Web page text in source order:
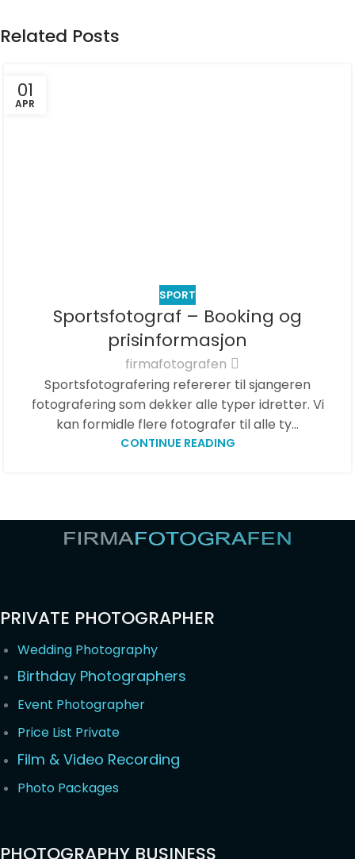
Related Posts
01
APR
SPORT
Sportsfotograf – Booking og
prisinformasjon
firmafotografen
Sportsfotografering refererer til sjangeren
fotografering som dekker alle typer idretter. Vi
kan formidle flere fotografer til alle ty...
CONTINUE READING
PRIVATE PHOTOGRAPHER
Wedding Photography
Birthday Photographers
Event Photographer
Price List Private
Film & Video Recording
Photo Packages
PHOTOGRAPHY BUSINESS